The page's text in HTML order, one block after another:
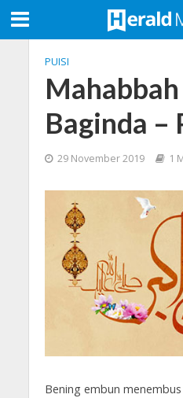
PUISI
Mahabbah
Baginda –
29 November 2019 1
Bening embun